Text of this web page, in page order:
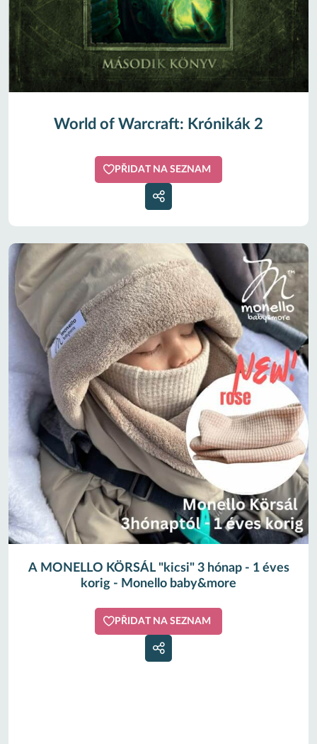
World of Warcraft: Krónikák 2
PŘIDAT NA SEZNAM
A MONELLO KÖRSÁL "kicsi" 3 hónap - 1 éves
korig - Monello baby&more
PŘIDAT NA SEZNAM